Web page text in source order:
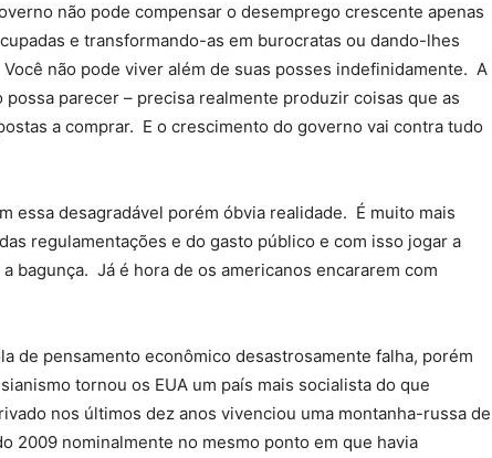
não pode compensar o desemprego crescente apenas
e transformando-as em burocratas ou dando-lhes
não pode viver além de suas posses indefinidamente. A
parecer – precisa realmente produzir coisas que as
a comprar. E o crescimento do governo vai contra tudo
essa desagradável porém óbvia realidade. É muito mais
regulamentações e do gasto público e com isso jogar a
bagunça. Já é hora de os americanos encararem com
de pensamento econômico desastrosamente falha, porém
tornou os EUA um país mais socialista do que
nos últimos dez anos vivenciou uma montanha-russa de
2009 nominalmente no mesmo ponto em que havia